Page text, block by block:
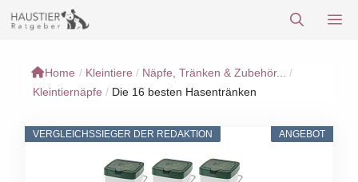
Inhalt
Home / Kleintiere / Näpfe, Tränken & Zubehör...
/
Kleintiernäpfe / Die 16 besten Hasentränken
ANGEBOT
VERGLEICHSSIEGER DER REDAKTION